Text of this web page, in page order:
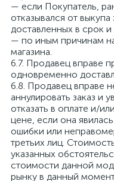
— если Покупатель,
отказывался от выкупа
доставленных в срок
— по иным причинам
магазина.
6.7. Продавец вправе
одновременно
6.8. Продавец вправе
аннулировать заказ и
отказать в оплате и/
цене, если она
ошибки или
третьих лиц.
указанных
стоимости данной
рынку в данный